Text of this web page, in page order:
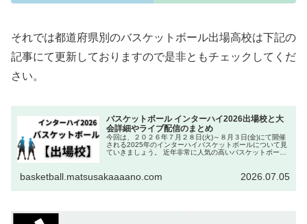
それでは都道府県別のバスケットボール出場高校は下記の
記事にて更新しておりますので是非ともチェックしてくだ
さい。
バスケットボール インターハイ2026出場校と大
会詳細やライブ配信のまとめ
今回は、２０２６年７月２８日(火)～８月３日(金)にて開催
される2025年のインターハイバスケットボールについて見
ていきましょう。 近年非常に人気の高いバスケットボー
basketball.matsusakaaaano.com 2026.07.05